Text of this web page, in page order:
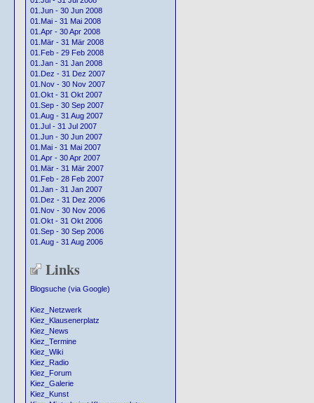
01.Jun - 30 Jun 2008
01.Mai - 31 Mai 2008
01.Apr - 30 Apr 2008
01.Mär - 31 Mär 2008
01.Feb - 29 Feb 2008
01.Jan - 31 Jan 2008
01.Dez - 31 Dez 2007
01.Nov - 30 Nov 2007
01.Okt - 31 Okt 2007
01.Sep - 30 Sep 2007
01.Aug - 31 Aug 2007
01.Jul - 31 Jul 2007
01.Jun - 30 Jun 2007
01.Mai - 31 Mai 2007
01.Apr - 30 Apr 2007
01.Mär - 31 Mär 2007
01.Feb - 28 Feb 2007
01.Jan - 31 Jan 2007
01.Dez - 31 Dez 2006
01.Nov - 30 Nov 2006
01.Okt - 31 Okt 2006
01.Sep - 30 Sep 2006
01.Aug - 31 Aug 2006
Links
Blogsuche (via Google)
Kiez_Netzwerk
Kiez_Klausenerplatz
Kiez_News
Kiez_Termine
Kiez_Wiki
Kiez_Radio
Kiez_Forum
Kiez_Galerie
Kiez_Kunst